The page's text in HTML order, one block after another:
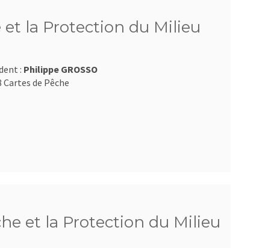
la Protection du Milieu
: Philippe GROSSO
Cartes de Pêche
et la Protection du Milieu